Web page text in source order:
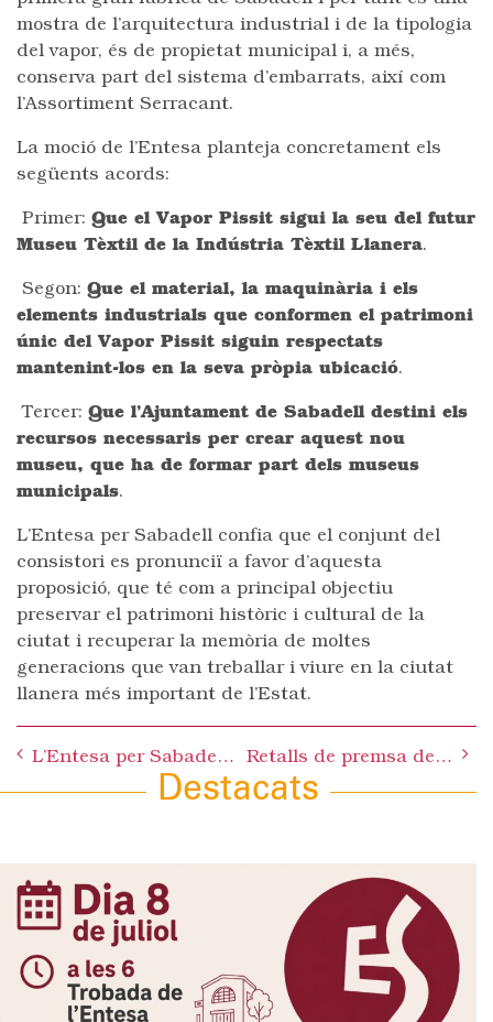
mostra de l’arquitectura industrial i de la tipologia
del vapor, és de propietat municipal i, a més,
conserva part del sistema d’embarrats, així com
l’Assortiment Serracant.
La moció de l’Entesa planteja concretament els
següents acords:
Primer: Que el Vapor Pissit sigui la seu del futur
Museu Tèxtil de la Indústria Tèxtil Llanera.
Segon: Que el material, la maquinària i els
elements industrials que conformen el patrimoni
únic del Vapor Pissit siguin respectats
mantenint-los en la seva pròpia ubicació.
Tercer: Que l’Ajuntament de Sabadell destini els
recursos necessaris per crear aquest nou
museu, que ha de formar part dels museus
municipals.
L’Entesa per Sabadell confia que el conjunt del
consistori es pronunciï a favor d’aquesta
proposició, que té com a principal objectiu
preservar el patrimoni històric i cultural de la
ciutat i recuperar la memòria de moltes
generacions que van treballar i viure en la ciutat
llanera més important de l’Estat.
navigation
L’Entesa per Sabadell condemna el robatori sofert per ICV i veu amb preocupació una possible intencionalitat política Retalls de premsa del mes de GENER 2010
Destacats